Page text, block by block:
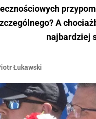
A
najbardziej
Łukawski